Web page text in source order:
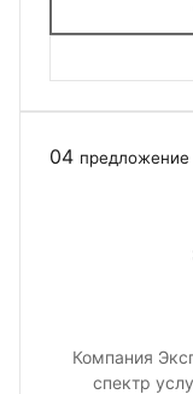
04 предложение
Компания
спектр